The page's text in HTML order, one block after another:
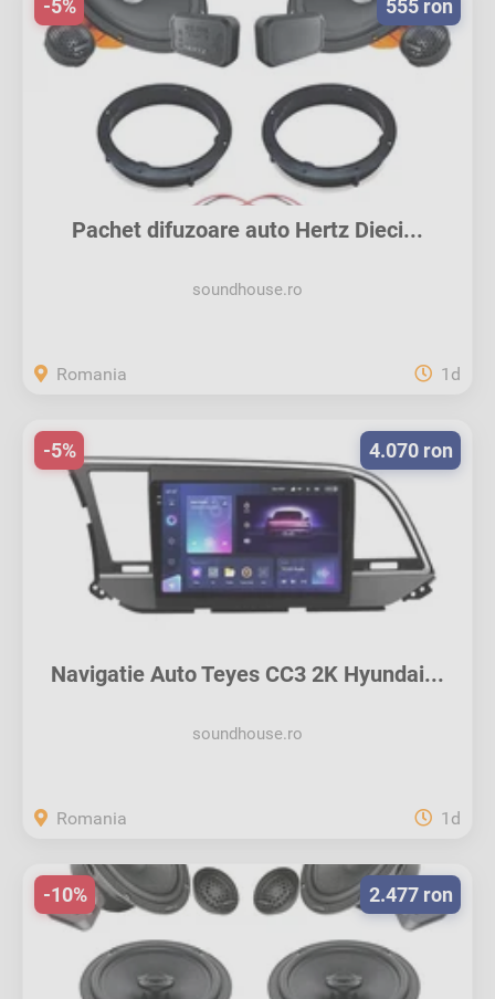
Pachet difuzoare auto Hertz Dieci...
soundhouse.ro
555 ron
-5%
Romania 1d
Navigatie Auto Teyes CC3 2K Hyundai...
soundhouse.ro
4.070 ron
-5%
Romania 1d
2.477 ron
-10%